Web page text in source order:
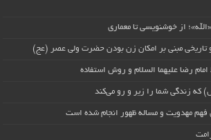
از خوشنویسی تا معماری
تاریخی مبنی بر امکان زن بودن حضرت ولی عصر (عج)
رضا علیهما السلام و روش استفاده
زندگی شما را زیر و رو می‌کند
فهم مهدویت و مساله ظهور انجام شده است